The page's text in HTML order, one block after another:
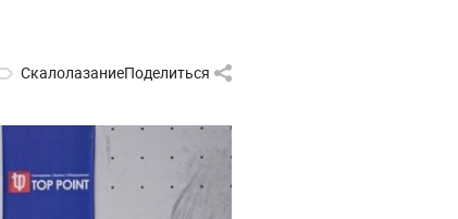
СкалолазаниеПоделиться